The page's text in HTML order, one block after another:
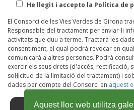
He llegit i accepto la Política de
El Consorci de les Vies Verdes de Girona
Responsable del tractament per enviar-li
activitats que duu a terme. Tractarà les
consentiment, el qual podrà revocar en
comunicarà a altres persones. Podrà
exercir els seus drets (d'accés, rectificació,
sol·licitud de la limitació del tractament) i
dades per compte del Consorci en aquest
Aquest lloc web utilitza